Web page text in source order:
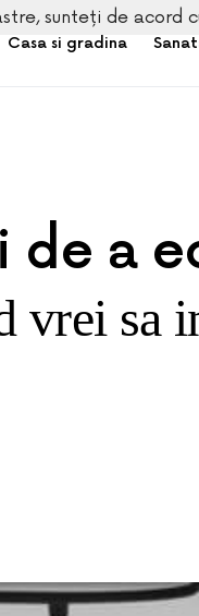
Casa si gradina
de a
vrei sa
sunteți de acord